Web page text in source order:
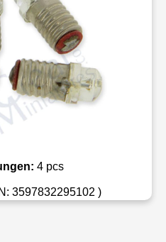
4 pcs
3597832295102 )